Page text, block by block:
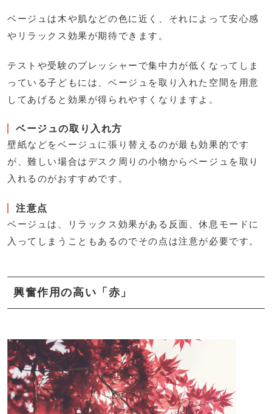
ベージュは木や肌などの色に近く、それによって安心感
やリラックス効果が期待できます。
テストや受験のプレッシャーで集中力が低くなってしま
っている子どもには、ベージュを取り入れた空間を用意
してあげると効果が得られやすくなりますよ。
ベージュの取り入れ方
壁紙などをベージュに張り替えるのが最も効果的です
が、難しい場合はデスク周りの小物からベージュを取り
入れるのがおすすめです。
注意点
ベージュは、リラックス効果がある反面、休息モードに
入ってしまうこともあるのでその点は注意が必要です。
興奮作用の高い「赤」